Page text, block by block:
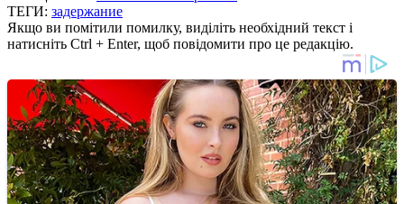
ТЕГИ: задержание
Якщо ви помітили помилку, виділіть необхідний текст і
натисніть Ctrl + Enter, щоб повідомити про це редакцію.